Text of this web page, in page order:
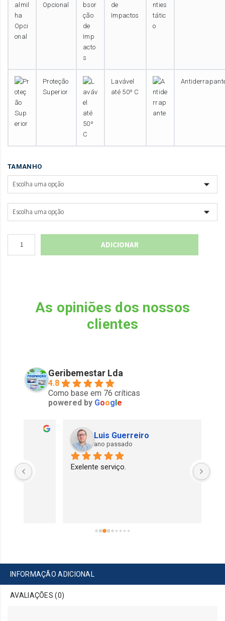
Opcional
de
Impactos
Proteção
Superior
Lavável
até 50º C
TAMANHO
ADICIONAR
As opiniões dos nossos
clientes
Geribemestar Lda
4.8
Como base em 76 críticas
powered by Google
Luis Guerreiro
ano passado
Exelente serviço.
INFORMAÇÃO ADICIONAL
AVALIAÇÕES (0)